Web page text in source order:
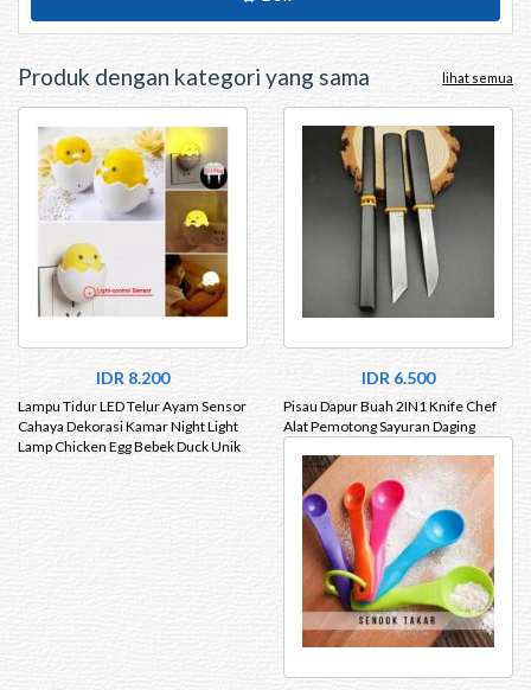
Produk dengan kategori yang sama lihat semua
IDR 8.200
Lampu Tidur LED Telur Ayam Sensor
Cahaya Dekorasi Kamar Night Light
Lamp Chicken Egg Bebek Duck Unik
IDR 6.500
Pisau Dapur Buah 2IN1 Knife Chef
Alat Pemotong Sayuran Daging